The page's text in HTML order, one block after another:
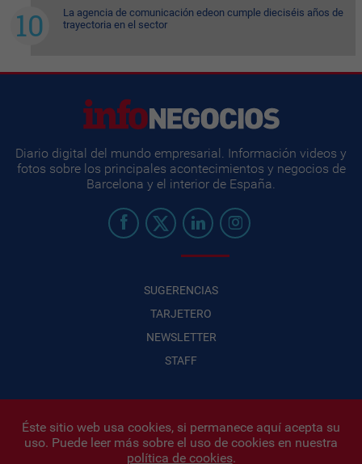
La agencia de comunicación edeon cumple dieciséis años de
trayectoria en el sector
Diario digital del mundo empresarial. Información videos y
fotos sobre los principales acontecimientos y negocios de
Barcelona y el interior de España.
SUGERENCIAS
TARJETERO
NEWSLETTER
STAFF
Infonegocios 2026| INFONEGOCIOS S.A. · CUIT: 30710438486 |
Éste sitio web usa cookies, si permanece aquí acepta su
uso. Puede leer más sobre el uso de cookies en nuestra
política de cookies.